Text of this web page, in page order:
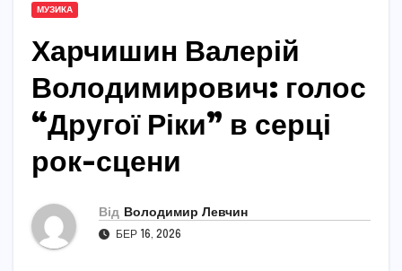
МУЗИКА
Харчишин Валерій
Володимирович: голос
“Другої Ріки” в серці
рок-сцени
Від Володимир Левчин
БЕР 16, 2026